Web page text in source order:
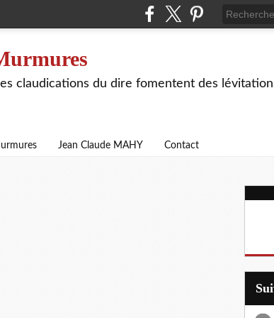
claudications du dire fomentent des
Jean Claude MAHY Contact